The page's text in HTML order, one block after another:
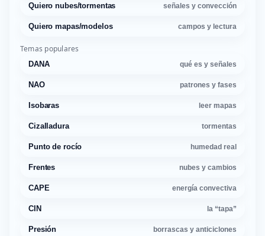
Quiero nubes/tormentas señales y convección
Quiero mapas/modelos campos y lectura
Temas populares
DANA qué es y señales
NAO patrones y fases
Isobaras leer mapas
Cizalladura tormentas
Punto de rocío humedad real
Frentes nubes y cambios
CAPE energía convectiva
CIN la “tapa”
Presión borrascas y anticiclones